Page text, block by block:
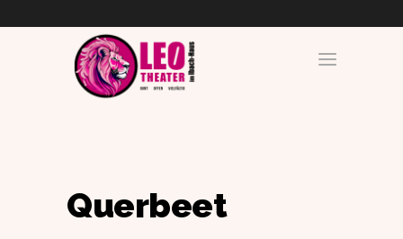
Querbeet